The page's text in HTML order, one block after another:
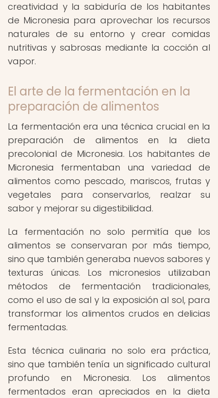
creatividad y la sabiduría de los habitantes
de Micronesia para aprovechar los recursos
naturales de su entorno y crear comidas
nutritivas y sabrosas mediante la cocción al
vapor.
El arte de la fermentación en la
preparación de alimentos
La fermentación era una técnica crucial en la
preparación de alimentos en la dieta
precolonial de Micronesia. Los habitantes de
Micronesia fermentaban una variedad de
alimentos como pescado, mariscos, frutas y
vegetales para conservarlos, realzar su
sabor y mejorar su digestibilidad.
La fermentación no solo permitía que los
alimentos se conservaran por más tiempo,
sino que también generaba nuevos sabores y
texturas únicas. Los micronesios utilizaban
métodos de fermentación tradicionales,
como el uso de sal y la exposición al sol, para
transformar los alimentos crudos en delicias
fermentadas.
Esta técnica culinaria no solo era práctica,
sino que también tenía un significado cultural
profundo en Micronesia. Los alimentos
fermentados eran apreciados en la dieta